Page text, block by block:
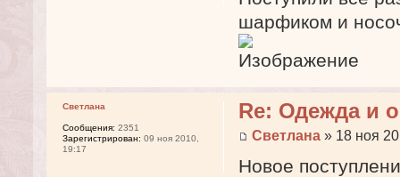
шарфиком и
Re: Одежда и
Светлана » 18 ноя
Новое
Светлана
Сообщения: 2351
Зарегистрирован: 09 ноя 2010,
19:17